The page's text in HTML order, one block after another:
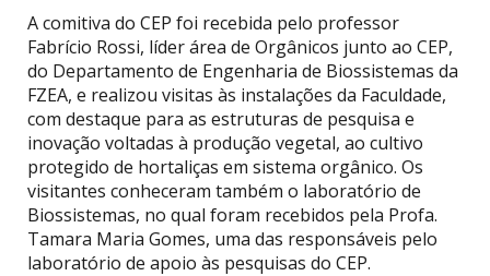
A comitiva do CEP foi recebida pelo professor
Fabrício Rossi, líder área de Orgânicos junto ao CEP,
do Departamento de Engenharia de Biossistemas da
FZEA, e realizou visitas às instalações da Faculdade,
com destaque para as estruturas de pesquisa e
inovação voltadas à produção vegetal, ao cultivo
protegido de hortaliças em sistema orgânico. Os
visitantes conheceram também o laboratório de
Biossistemas, no qual foram recebidos pela Profa.
Tamara Maria Gomes, uma das responsáveis pelo
laboratório de apoio às pesquisas do CEP.